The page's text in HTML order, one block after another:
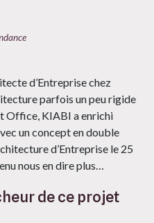
d’Entreprise chez
parfois un peu rigide
Office, KIABI a enrichi
un concept en double
d’Entreprise le 25
nous en dire plus…
de ce projet